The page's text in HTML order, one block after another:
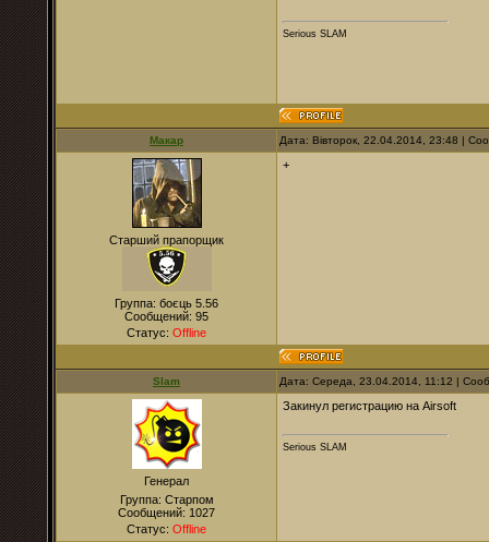
Serious SLAM
Макар Дата: Вівторок, 22.04.2014, 23:48 |
Старший прапорщик
Группа: боєць 5.56
Сообщений: 95
Статус: Offline
+
Slam Дата: Середа, 23.04.2014, 11:12 |
Генерал
Группа: Старпом
Сообщений: 1027
Статус: Offline
Закинул регистрацию на Airsoft
Serious SLAM